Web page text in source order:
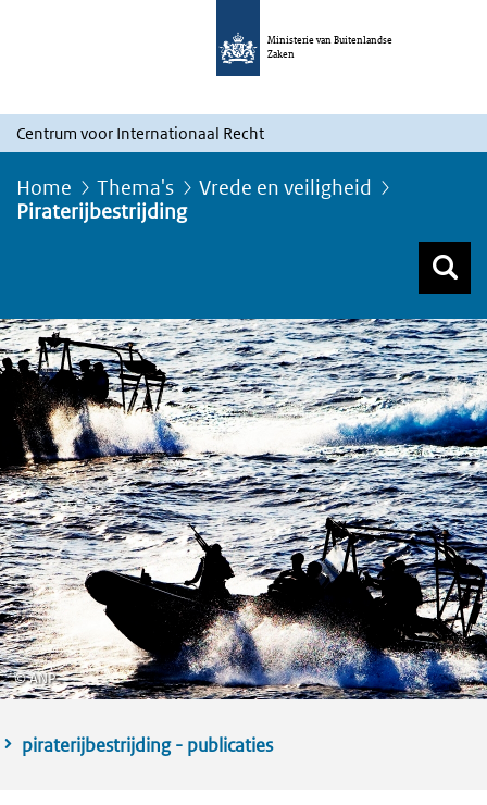
Ministerie van Buitenlandse
Zaken
Centrum voor Internationaal Recht
Home Thema's
Vrede en veiligheid
Piraterijbestrijding
©ANP
piraterijbestrijding - publicaties